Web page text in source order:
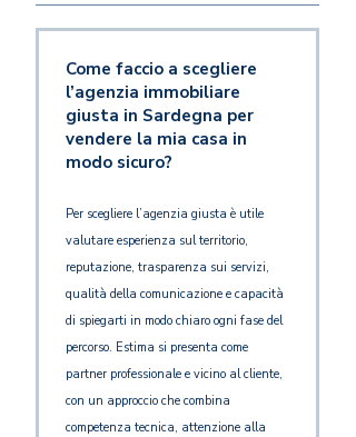
Come faccio a scegliere
l’agenzia immobiliare
giusta in Sardegna per
vendere la mia casa in
modo sicuro?
Per scegliere l’agenzia giusta è utile
valutare esperienza sul territorio,
reputazione, trasparenza sui servizi,
qualità della comunicazione e capacità
di spiegarti in modo chiaro ogni fase del
percorso. Estima si presenta come
partner professionale e vicino al cliente,
con un approccio che combina
competenza tecnica, attenzione alla